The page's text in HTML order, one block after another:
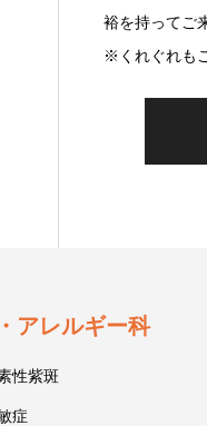
裕を持ってご
※くれぐれも
アレルギー科
性紫斑
症